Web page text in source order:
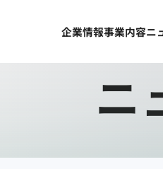
企業情報事業内容ニ
ニ